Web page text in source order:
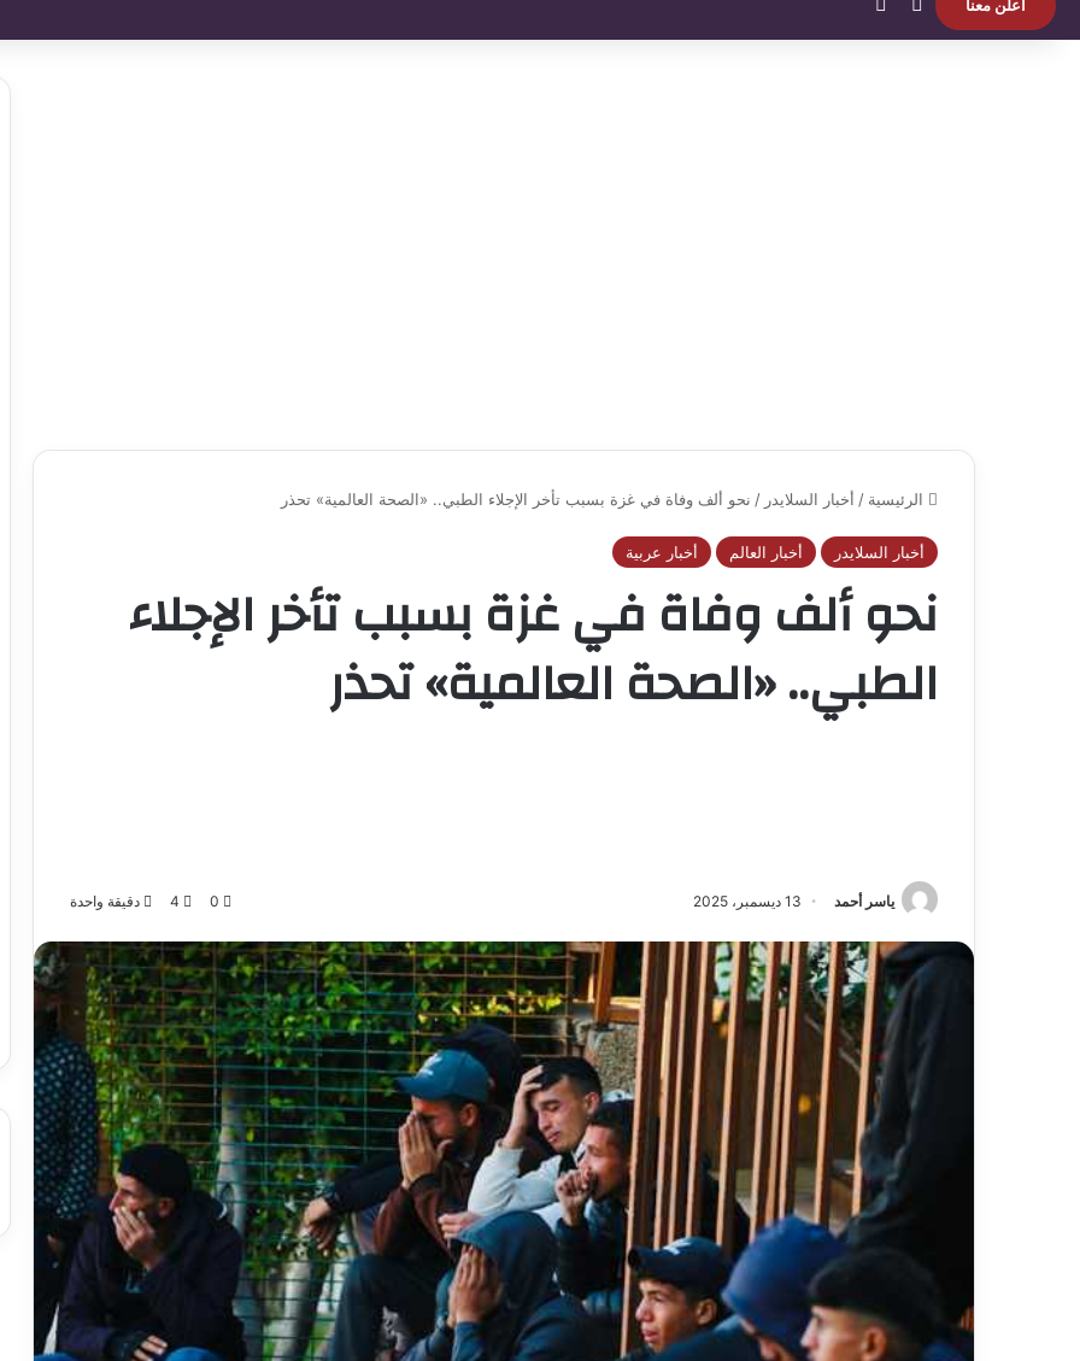
اعلن معنا
الرئيسية / أخبار السلايدر / نحو ألف وفاة في غزة بسبب تأخر الإجلاء الطبي.. «الصحة العالمية» تحذر
أخبار السلايدر أخبار العالم أخبار عربية
نحو ألف وفاة في غزة بسبب تأخر الإجلاء
الطبي.. «الصحة العالمية» تحذر
ياسر أحمد 13 ديسمبر، 2025 0
4 دقيقة واحدة